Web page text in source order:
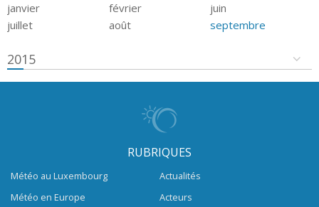
janvier février
juin
juillet
août septembre
2015
RUBRIQUES
Météo au Luxembourg
Météo en Europe
Actualités
Acteurs